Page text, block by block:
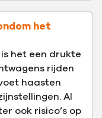
het
het een drukte
rijden
haasten
Al
ook risico’s op